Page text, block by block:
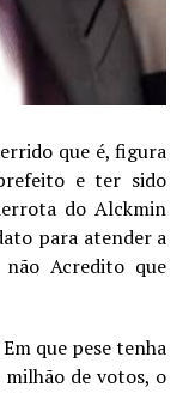
que é, figura
e ter sido
do Alckmin
para atender a
Acredito que
que pese tenha
milhão de votos, o